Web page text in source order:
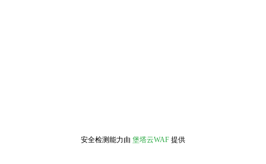
安全检测能力由 堡塔云WAF 提供